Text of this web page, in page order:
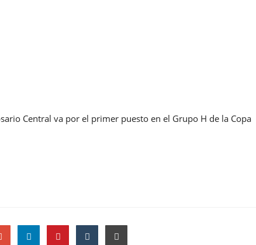
Central va por el primer puesto en el Grupo H de la Copa